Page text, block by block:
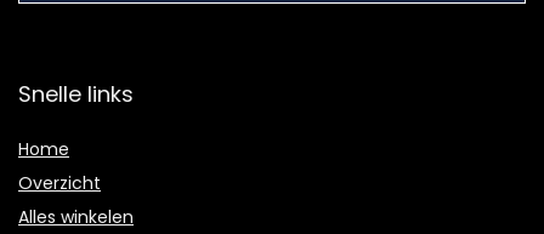
Snelle links
Home
Overzicht
Alles winkelen